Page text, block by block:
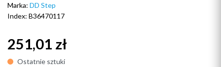
Marka: DD Step
Index: B36470117
251,01 zł
Ostatnie sztuki